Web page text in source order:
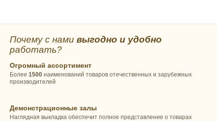
Почему с нами выгодно и удобно
работать?
Огромный ассортимент
Более 1500 наименований товаров отечественных и зарубежных
производителей
Демонстрационные залы
Наглядная выкладка обеспечит полное представление о товарах